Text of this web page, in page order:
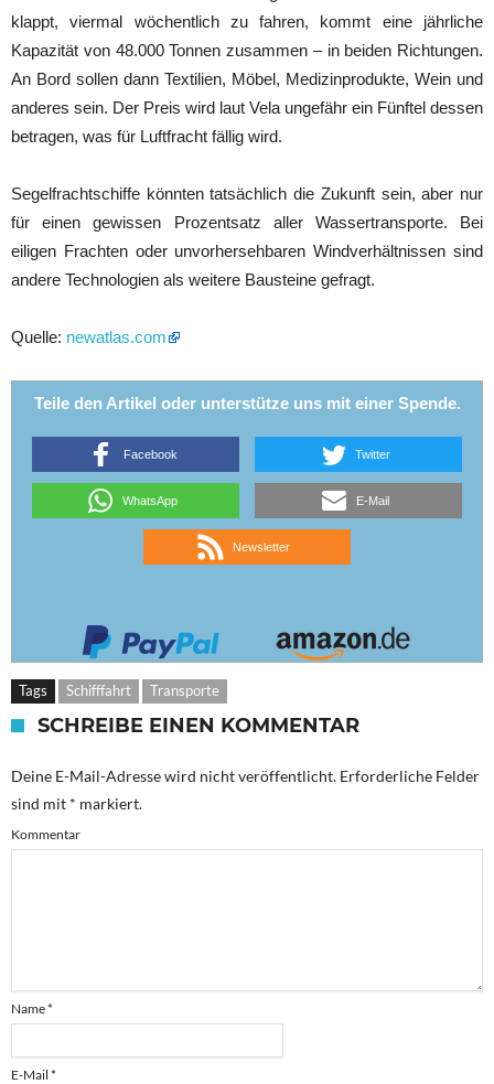
klappt, viermal wöchentlich zu fahren, kommt eine jährliche
Kapazität von 48.000 Tonnen zusammen – in beiden Richtungen.
An Bord sollen dann Textilien, Möbel, Medizinprodukte, Wein und
anderes sein. Der Preis wird laut Vela ungefähr ein Fünftel dessen
betragen, was für Luftfracht fällig wird.
Segelfrachtschiffe könnten tatsächlich die Zukunft sein, aber nur
für einen gewissen Prozentsatz aller Wassertransporte. Bei
eiligen Frachten oder unvorhersehbaren Windverhältnissen sind
andere Technologien als weitere Bausteine gefragt.
Quelle: newatlas.com
Teile den Artikel oder unterstütze uns mit einer Spende.
Facebook Twitter
WhatsApp E-Mail
Newsletter
Tags Schifffahrt Transporte
SCHREIBE EINEN KOMMENTAR
Deine E-Mail-Adresse wird nicht veröffentlicht. Erforderliche Felder
sind mit * markiert.
Kommentar
Name*
E-Mail *